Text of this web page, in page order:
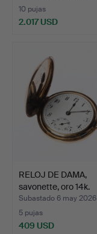
10 pujas
2.017 USD
RELOJ DE DAMA,
savonette, oro 14k.
Subastado 6 may 2026
5 pujas
409 USD